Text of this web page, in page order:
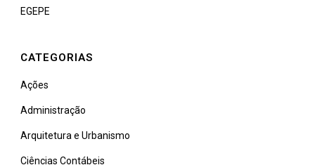
EGEPE
CATEGORIAS
Ações
Administração
Arquitetura e Urbanismo
Ciências Contábeis